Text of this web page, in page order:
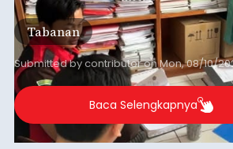
Tabanan
Submitted bycontributoronMon, 08/10/
Baca Selengkapnya